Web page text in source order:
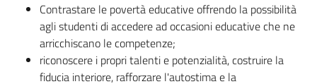
Contrastare le povertà educative offrendo la possibilità
agli studenti di accedere ad occasioni educative che ne
arricchiscano le competenze;
riconoscere i propri talenti e potenzialità, costruire la
fiducia interiore, rafforzare l'autostima e la